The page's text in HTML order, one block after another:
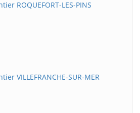
ROQUEFORT-LES-PINS
VILLEFRANCHE-SUR-MER